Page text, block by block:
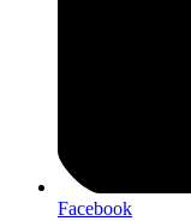
Facebook